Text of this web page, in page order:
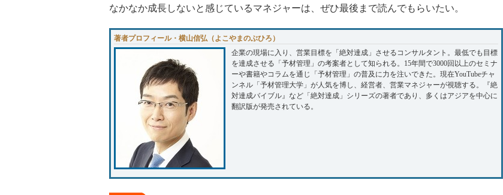
なかなか成長しないと感じているマネジャーは、ぜひ最後まで読んでもらいたい。
著者プロフィール・横山信弘（よこやまのぶひろ）
企業の現場に入り、営業目標を「絶対達成」させるコンサルタント。最低でも目標
を達成させる「予材管理」の考案者として知られる。15年間で3000回以上のセミナ
ーや書籍やコラムを通じ「予材管理」の普及に力を注いできた。現在YouTubeチャ
ンネル「予材管理大学」が人気を博し、経営者、営業マネジャーが視聴する。『絶
対達成バイブル』など「絶対達成」シリーズの著者であり、多くはアジアを中心に
翻訳版が発売されている。